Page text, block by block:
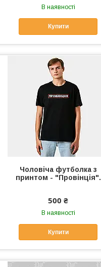
В наявності
Купити
Чоловіча футболка з
принтом - "Провінція".
500 ₴
В наявності
Купити